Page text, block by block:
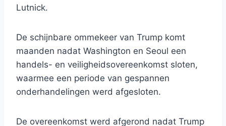
Lutnick.
De schijnbare ommekeer van Trump komt
maanden nadat Washington en Seoul een
handels- en veiligheidsovereenkomst sloten,
waarmee een periode van gespannen
onderhandelingen werd afgesloten.
De overeenkomst werd afgerond nadat Trump